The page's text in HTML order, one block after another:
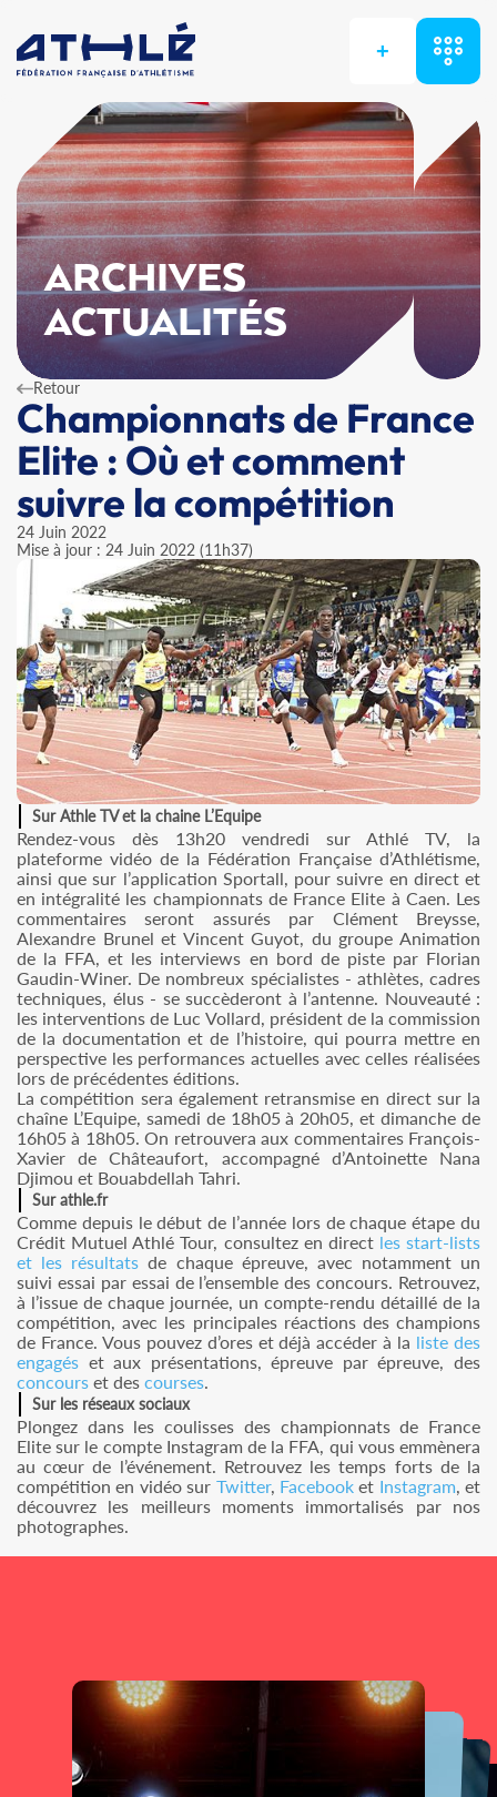
+
ARCHIVES
ACTUALITÉS
Retour
Championnats de France
Elite : Où et comment
suivre la compétition
24 Juin 2022
Mise à jour : 24 Juin 2022 (11h37)
Sur Athle TV et la chaine L’Equipe
Rendez-vous dès 13h20 vendredi sur Athlé TV, la
plateforme vidéo de la Fédération Française d’Athlétisme,
ainsi que sur l’application Sportall, pour suivre en direct et
en intégralité les championnats de France Elite à Caen. Les
commentaires seront assurés par Clément Breysse,
Alexandre Brunel et Vincent Guyot, du groupe Animation
de la FFA, et les interviews en bord de piste par Florian
Gaudin-Winer. De nombreux spécialistes - athlètes, cadres
techniques, élus - se succèderont à l’antenne. Nouveauté :
les interventions de Luc Vollard, président de la commission
de la documentation et de l’histoire, qui pourra mettre en
perspective les performances actuelles avec celles réalisées
lors de précédentes éditions.
La compétition sera également retransmise en direct sur la
chaîne L’Equipe, samedi de 18h05 à 20h05, et dimanche de
16h05 à 18h05. On retrouvera aux commentaires François-
Xavier de Châteaufort, accompagné d’Antoinette Nana
Djimou et Bouabdellah Tahri.
Sur athle.fr
Comme depuis le début de l’année lors de chaque étape du
Crédit Mutuel Athlé Tour, consultez en direct les start-lists
et les résultats de chaque épreuve, avec notamment un
suivi essai par essai de l’ensemble des concours. Retrouvez,
à l’issue de chaque journée, un compte-rendu détaillé de la
compétition, avec les principales réactions des champions
de France. Vous pouvez d’ores et déjà accéder à la liste des
engagés et aux présentations, épreuve par épreuve, des
concours et des courses.
Sur les réseaux sociaux
Plongez dans les coulisses des championnats de France
Elite sur le compte Instagram de la FFA, qui vous emmènera
au cœur de l’événement. Retrouvez les temps forts de la
compétition en vidéo sur Twitter, Facebooket Instagram, et
découvrez les meilleurs moments immortalisés par nos
photographes.